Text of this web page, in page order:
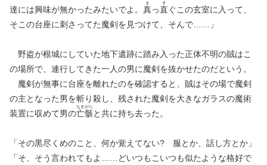
達には興味が無かったみたいでよ。 真
ま
っ直
す
ぐこの玄室に入って、
そこの台座に刺さってた魔剣を見つけて、そんで……」
野盗が根城にしていた地下遺跡に踏み入った正体不明の賊はこ
の場所で、連行してきた一人の男に魔剣を抜かせたのだという。
魔剣が無事に台座を離れたのを確認すると、賊はその場で魔剣
の主となった男を斬り殺し、残された魔剣を大きなガラスの魔術
装置に収めて男の亡
なき
骸
がら
と共に持ち去った。
「その黒尽くめのこと、何か覚えてない? 服とか、話し方とか」
「そ、そう言われてもよ……どいつもこいつも似たような格好で